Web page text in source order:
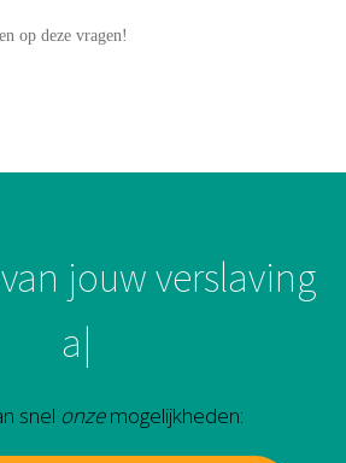
op deze vragen!
van jouwverslaving
af?
snel onzemogelijkheden: